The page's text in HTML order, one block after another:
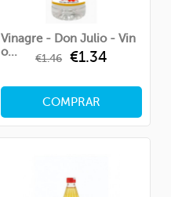
Vinagre - Don Julio - Vin
O...
Regular
€1.46 Price
€1.34
COMPRAR